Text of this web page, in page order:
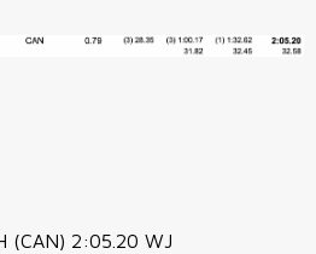
(CAN) 2:05.20 WJ